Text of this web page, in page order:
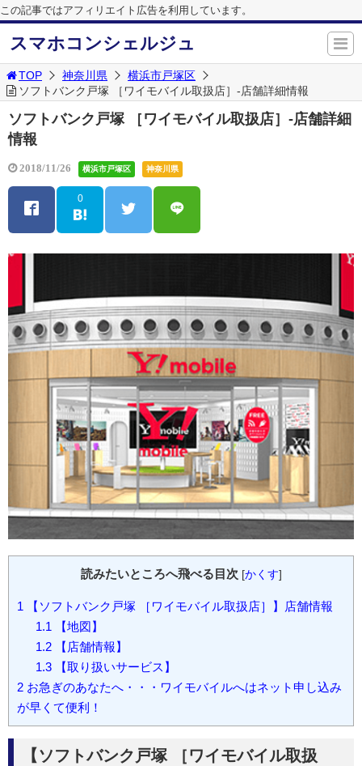
この記事ではアフィリエイト広告を利用しています。
スマホコンシェルジュ
TOP 神奈川県
横浜市戸塚区
ソフトバンク戸塚 ［ワイモバイル取扱店］-店舗詳細情報
ソフトバンク戸塚 ［ワイモバイル取扱店］-店舗詳細
情報
2018/11/26 横浜市戸塚区 神奈川県
0
読みたいところへ飛べる目次 [かくす]
1 【ソフトバンク戸塚 ［ワイモバイル取扱店］】店舗情報
1.1【地図】
1.2【店舗情報】
1.3【取り扱いサービス】
2 お急ぎのあなたへ・・・ワイモバイルへはネット申し込み
が早くて便利！
【ソフトバンク戸塚 ［ワイモバイル取扱